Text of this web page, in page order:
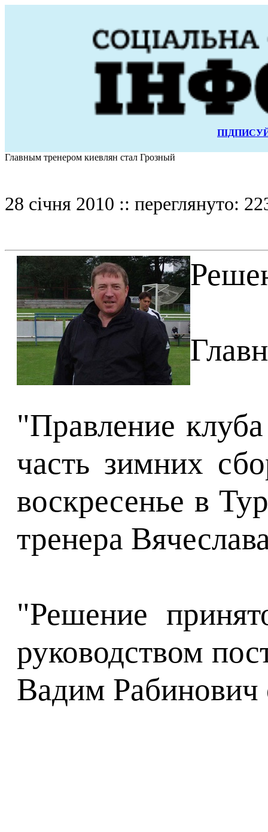
Главным тренером киевлян стал Грозный
28 січня 2010 :: переглянуто:
"Правление
часть зимних
воскресенье в
тренера
"Решение
руководством
Вадим Рабинович